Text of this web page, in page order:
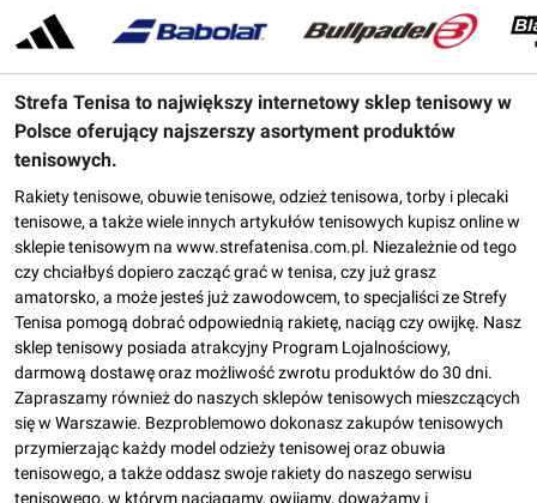
Strefa Tenisa to największy internetowy sklep tenisowy w
Polsce oferujący najszerszy asortyment produktów
tenisowych.
Rakiety tenisowe, obuwie tenisowe, odzież tenisowa, torby i plecaki
tenisowe, a także wiele innych artykułów tenisowych kupisz online w
sklepie tenisowym na www.strefatenisa.com.pl. Niezależnie od tego
czy chciałbyś dopiero zacząć grać w tenisa, czy już grasz
amatorsko, a może jesteś już zawodowcem, to specjaliści ze Strefy
Tenisa pomogą dobrać odpowiednią rakietę, naciąg czy owijkę. Nasz
sklep tenisowy posiada atrakcyjny Program Lojalnościowy,
darmową dostawę oraz możliwość zwrotu produktów do 30 dni.
Zapraszamy również do naszych sklepów tenisowych mieszczących
się w Warszawie. Bezproblemowo dokonasz zakupów tenisowych
przymierzając każdy model odzieży tenisowej oraz obuwia
tenisowego, a także oddasz swoje rakiety do naszego serwisu
tenisowego, w którym naciągamy, owijamy, doważamy i